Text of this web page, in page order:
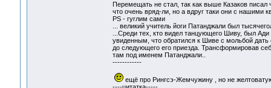
Перемещать не стал, так как выше Казаков
что очень вряд-ли, но а вдруг таки они с нашими
PS - гуглим сами
... великий учитель йоги Патанджали был
...Среди тех, кто видел танцующего Шиву, был
увиденным, что обратился к Шиве с мольбой
до следующего его приезда. Трансформировав
там под именем Патанджали..
------------
ещё про Рингсэ-Жемчужину , но не